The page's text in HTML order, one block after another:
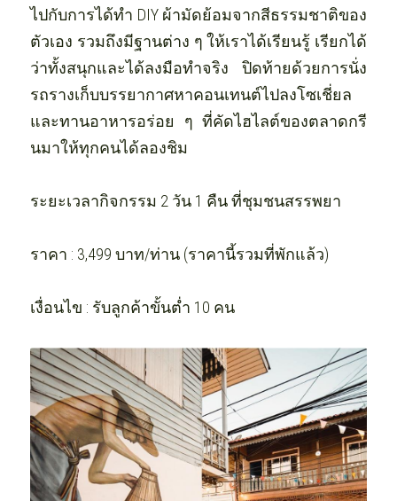
ไปกับการได้ทำ DIY ผ้ามัดย้อมจากสีธรรมชาติของ
ตัวเอง รวมถึงมีฐานต่าง ๆ ให้เราได้เรียนรู้ เรียกได้
ว่าทั้งสนุกและได้ลงมือทำจริง ปิดท้ายด้วยการนั่ง
รถรางเก็บบรรยากาศหาคอนเทนต์ไปลงโซเชี่ยล
และทานอาหารอร่อย ๆ ที่คัดไฮไลต์ของตลาดกรี
นมาให้ทุกคนได้ลองชิม
ระยะเวลากิจกรรม 2 วัน 1 คืน ที่ชุมชนสรรพยา
ราคา : 3,499 บาท/ท่าน (ราคานี้รวมที่พักแล้ว)
เงื่อนไข : รับลูกค้าขั้นต่ำ 10 คน